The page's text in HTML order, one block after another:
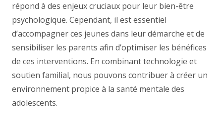
répond à des enjeux cruciaux pour leur bien-être
psychologique. Cependant, il est essentiel
d’accompagner ces jeunes dans leur démarche et de
sensibiliser les parents afin d’optimiser les bénéfices
de ces interventions. En combinant technologie et
soutien familial, nous pouvons contribuer à créer un
environnement propice à la santé mentale des
adolescents.